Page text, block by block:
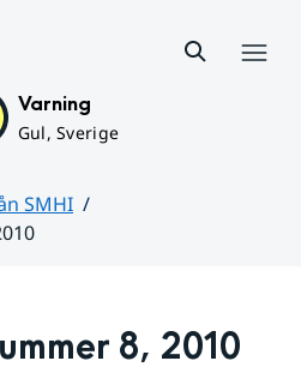
Varning
Gul, Sverige
SMHI
8, 2010